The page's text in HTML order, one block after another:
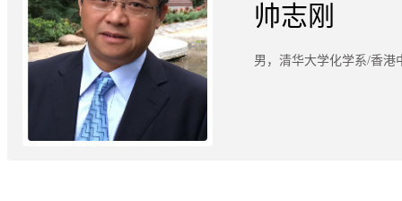
帅志刚
男，清华大学化学系/香港